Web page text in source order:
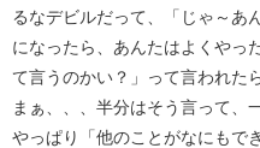
るなデビルだって、「じゃ～あ
になったら、あんたはよくやっ
て言うのかい？」って言われた
まぁ、、、半分はそう言って、
やっぱり「他のことがなにもで